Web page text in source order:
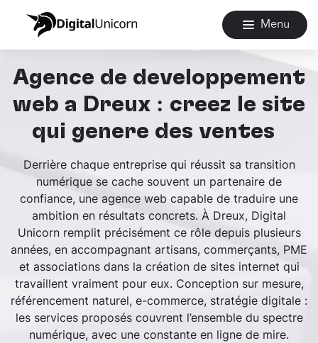
Menu
Agence de développement
web à Dreux : créez le site
qui génère des ventes
Derrière chaque entreprise qui réussit sa transition
numérique se cache souvent un partenaire de
confiance, une agence web capable de traduire une
ambition en résultats concrets. À Dreux, Digital
Unicorn remplit précisément ce rôle depuis plusieurs
années, en accompagnant artisans, commerçants, PME
et associations dans la création de sites internet qui
travaillent vraiment pour eux. Conception sur mesure,
référencement naturel, e-commerce, stratégie digitale :
les services proposés couvrent l’ensemble du spectre
numérique, avec une constante en ligne de mire.